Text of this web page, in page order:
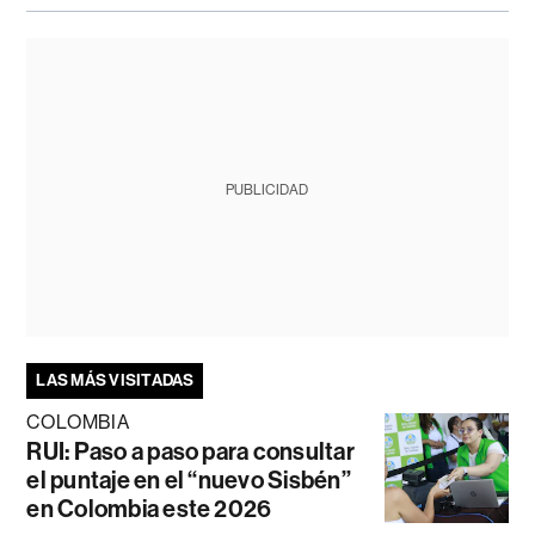
PUBLICIDAD
LAS MÁS VISITADAS
COLOMBIA
RUI: Paso a paso para consultar
el puntaje en el “nuevo Sisbén”
en Colombia este 2026